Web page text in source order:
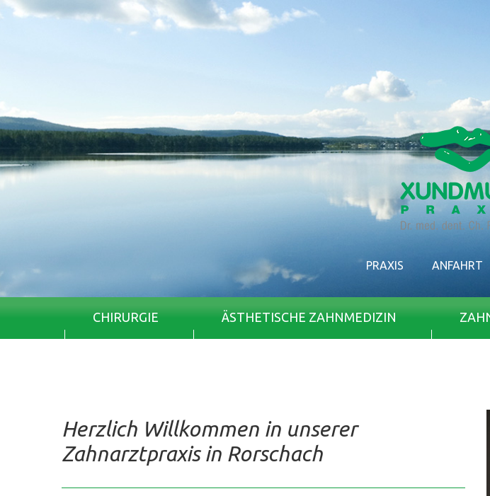
PRAXIS ANFAHRT
CHIRURGIE ÄSTHETISCHE ZAHNMEDIZIN
Herzlich Willkommen in unserer
Zahnarztpraxis in Rorschach